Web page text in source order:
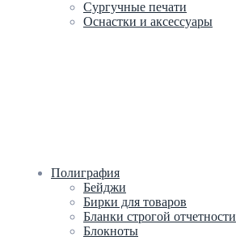
Сургучные печати
Оснастки и аксессуары
Полиграфия
Бейджи
Бирки для товаров
Бланки строгой отчетности
Блокноты